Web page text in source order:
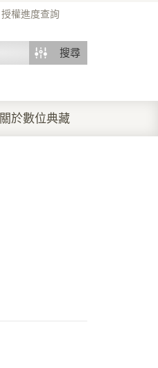
授權進度查詢
搜尋
關於數位典藏